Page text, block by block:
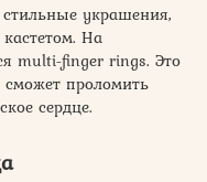
украшения,
На
multi-finger rings. Это
сможет проломить
сердце.